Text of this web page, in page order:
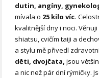
dutin, angíny,
mívala o 25 kilo víc.
kvalitnější dny i noci.
shiatsu, cvičím taiji a
a stylu mě přivedl
děti, dvojčata, jsou
a nic než pár dní rýmičky.